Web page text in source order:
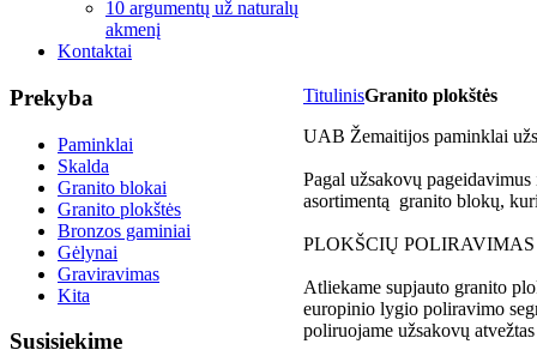
10 argumentų už naturalų
akmenį
Kontaktai
TitulinisGranito plokštės
UAB Žemaitijos paminklai
Pagal užsakovų
asortimentą granito blokų,
PLOKŠCIŲ POLIRAVIMAS
Atliekame supjauto granito
europinio lygio poliravimo
poliruojame užsakovų
Prekyba
Paminklai
Skalda
Granito blokai
Granito plokštės
Bronzos gaminiai
Gėlynai
Graviravimas
Kita
Susisiekime